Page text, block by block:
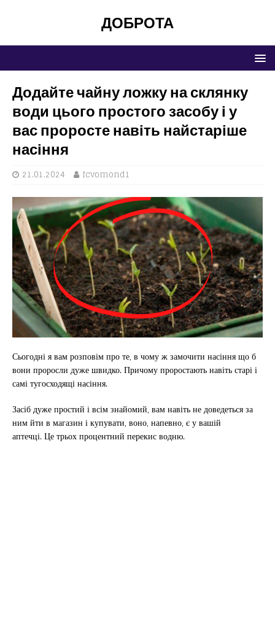
ДОБРОТА
Додайте чайну ложку на склянку
води цього простого засобу і у
вас проросте навіть найстаріше
насіння
21.01.2024 fcvomond1
Сьогодні я вам розповім про те, в чому ж замочити насіння що б
вони проросли дуже швидко. Причому проростають навіть старі і
самі тугосходящі насіння.
Засіб дуже простий і всім знайомий, вам навіть не доведеться за
ним йти в магазин і купувати, воно, напевно, є у вашій
аптечці. Це трьох процентний перекис водню.